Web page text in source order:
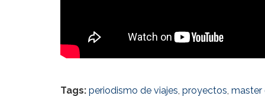
Tags: periodismo de viajes, proyectos, master